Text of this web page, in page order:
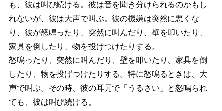
も、彼は叫び続ける。彼は音を聞き分けられるのかもし
れないが、彼は大声で叫ぶ。彼の機嫌は突然に悪くな
り、彼が怒鳴ったり、突然に叫んだり、壁を叩いたり、
家具を倒したり、物を投げつけたりする。
怒鳴ったり、突然に叫んだり、壁を叩いたり、家具を倒
したり、物を投げつけたりする。特に怒鳴るときは、大
声で叫ぶ。その時、彼の耳元で「うるさい」と怒鳴られ
ても、彼は叫び続ける。